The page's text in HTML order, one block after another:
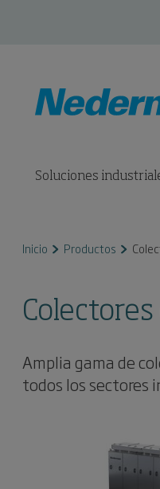
Soluciones
Inicio Productos
Amplia gama de
todos los sectores